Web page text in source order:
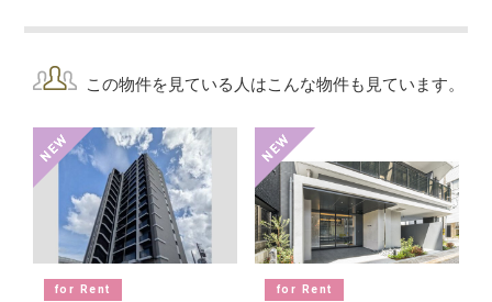
この物件を見ている人はこんな物件も見ています。
for Rent for Rent